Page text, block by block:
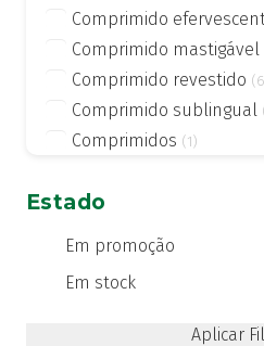
Vomidrine (1)
Comprimido
Comprimido mastigável
Comprimido revestido
Comprimido sublingual
Comprimidos (1)
Suspensão oral (mL)
Estado
Em promoção
Em stock